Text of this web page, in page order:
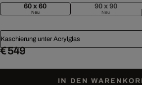
60 x 60
Neu
90 x 90
Neu
Kaschierung unter Acrylglas
€ 549
IN DEN